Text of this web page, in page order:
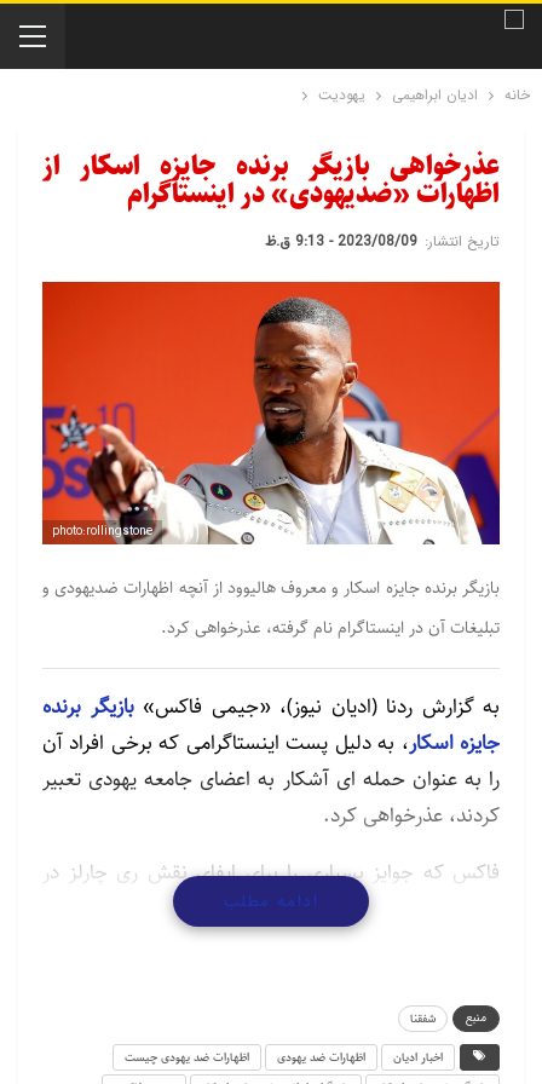
خانه ادیان ابراهیمی یهودیت
عذرخواهی بازیگر برنده جایزه اسکار از
اظهارات «ضدیهودی» در اینستاگرام
تاریخ انتشار: 2023/08/09 - 9:13 ق.ظ
photo:rollingstone
بازیگر برنده جایزه اسکار و معروف هالیوود از آنچه اظهارات ضدیهودی و
تبلیغات آن در اینستاگرام نام گرفته، عذرخواهی کرد.
به گزارش ردنا (ادیان نیوز)، «جیمی فاکس»بازیگر برنده
جایزه اسکار، به دلیل پست اینستاگرامی که برخی افراد آن
را به عنوان حمله ای آشکار به اعضای جامعه یهودی تعبیر
کردند، عذرخواهی کرد.
فاکس که جوایز بسیاری را برای ایفای نقش ری چارلز در
فیلم زندگی‌نامه «ری» در سال 2004 به دست آورد نوشت:
«می‌خواهم از جامعه یهودی و همه کسانی که از پست من
کلمات من باعث توهین شده است و متاسفم. هرگز قصد
من این نبود.»
ادامه مطلب
منبع
شفقنا
اخبار ادیان
اظهارات ضد یهودی
اظهارات ضد یهودی چیست